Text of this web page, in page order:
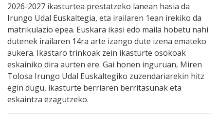
2026-2027 ikasturtea prestatzeko lanean hasia da
Irungo Udal Euskaltegia, eta irailaren 1ean irekiko da
matrikulazio epea. Euskara ikasi edo maila hobetu nahi
dutenek irailaren 14ra arte izango dute izena emateko
aukera. Ikastaro trinkoak zein ikasturte osokoak
eskainiko dira aurten ere. Gai honen inguruan, Miren
Tolosa Irungo Udal Euskaltegiko zuzendariarekin hitz
egin dugu, ikasturte berriaren berritasunak eta
eskaintza ezagutzeko.